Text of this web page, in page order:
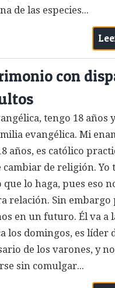
de las especies...
con
tengo 18 años
evangélica. Mi
años, es católico
cambiar de religión. Yo
que lo haga, pues eso
relación. Sin embargo
en un futuro. Él va a
los domingos, es líder
de los varones, y
sin comulgar...